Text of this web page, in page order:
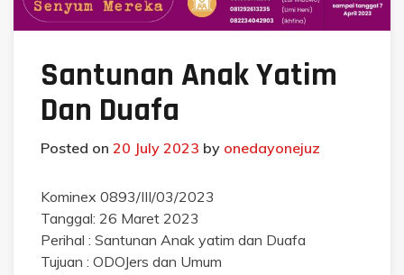
Santunan Anak Yatim
Dan Duafa
Posted on 20 July 2023 by onedayonejuz
Kominex 0893/III/03/2023
Tanggal: 26 Maret 2023
Perihal : Santunan Anak yatim dan Duafa
Tujuan : ODOJers dan Umum